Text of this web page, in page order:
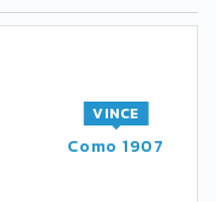
Como 1907
VINCE